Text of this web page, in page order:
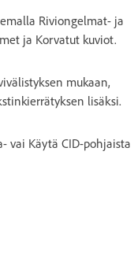
Riviongelmat- ja
ja Korvatut kuviot.
mukaan,
lisäksi.
vai Käytä CID-pohjaista